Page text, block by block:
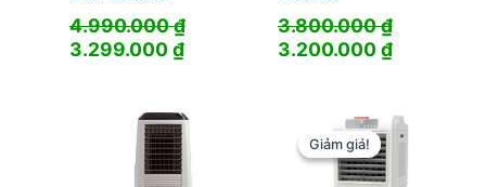
4.990.000₫
Giá
4.990.000 ₫.
3.299.000₫Giá
là:
3.299.000 ₫.
3.800.000₫
Giá
3.800.000 ₫.
3.200.000₫Giá
là:
Giảm giá!
Giảm giá!